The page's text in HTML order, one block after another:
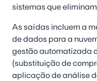
sistemas que eliminam
As saídas incluem a
de dados para a
gestão automatizada
(substituição de
aplicação de análise